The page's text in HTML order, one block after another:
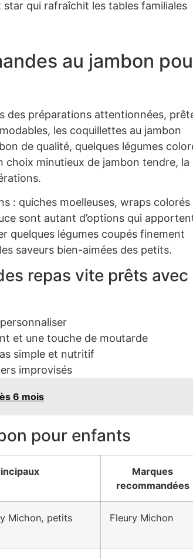
qui rafraîchit les tables familiales
au jambon
des préparations attentionnées,
les coquillettes au jambon
de qualité, quelques légumes
minutieux de jambon tendre, la
: quiches moelleuses, wraps colorés
sont autant d’options qui
quelques légumes coupés finement
saveurs bien-aimées des petits.
repas vite prêts avec
et une touche de moutarde
simple et nutritif
improvisés
6 mois
pour enfants
Marques
recommandées
Michon, petits
Fleury Michon